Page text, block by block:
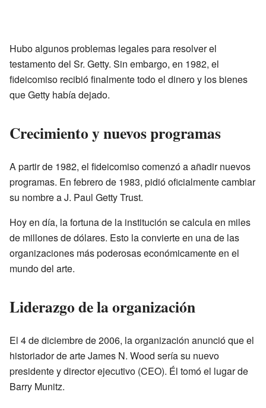
Hubo algunos problemas legales para resolver el
testamento del Sr. Getty. Sin embargo, en 1982, el
fideicomiso recibió finalmente todo el dinero y los bienes
que Getty había dejado.
Crecimiento y nuevos programas
A partir de 1982, el fideicomiso comenzó a añadir nuevos
programas. En febrero de 1983, pidió oficialmente cambiar
su nombre a J. Paul Getty Trust.
Hoy en día, la fortuna de la institución se calcula en miles
de millones de dólares. Esto la convierte en una de las
organizaciones más poderosas económicamente en el
mundo del arte.
Liderazgo de la organización
El 4 de diciembre de 2006, la organización anunció que el
historiador de arte James N. Wood sería su nuevo
presidente y director ejecutivo (CEO). Él tomó el lugar de
Barry Munitz.